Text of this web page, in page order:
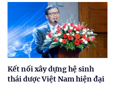
Kết nối xây dựng hệ sinh
thái dược Việt Nam hiện đại